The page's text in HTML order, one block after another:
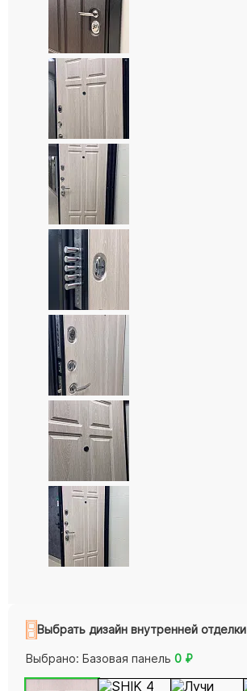
Выбрать дизайн внутренней отделки
Выбрано: Базовая панель 0 ₽